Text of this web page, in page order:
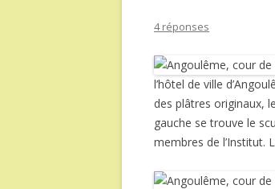
4 réponses
l’hôtel de ville
des plâtres originaux,
gauche se trouve le
membres de l’Institut.